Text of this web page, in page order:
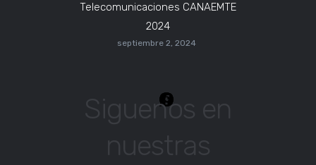
Telecomunicaciones CANAEMTE
2024
septiembre 2, 2024
Facebook
Instagram
WhatsApp
Siguenos en
nuestras